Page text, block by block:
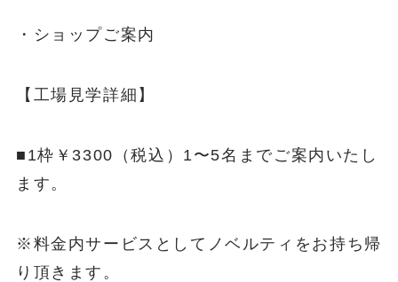
・ショップご案内
【工場見学詳細】
■1枠￥3300（税込）1〜5名までご案内いたし
ます。
※料金内サービスとしてノベルティをお持ち帰
り頂きます。